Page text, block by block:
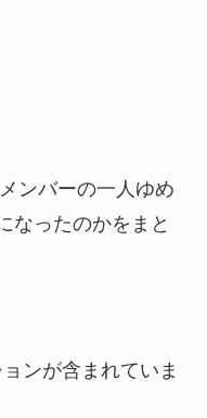
ンバーの一人ゆめ
なったのかをまと
ンが含まれていま